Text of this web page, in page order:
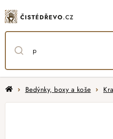
na
obsah
DomůBedýnky, boxy a koše